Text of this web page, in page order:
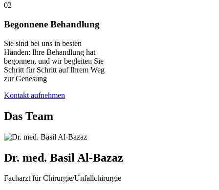
02
Begonnene Behandlung
Sie sind bei uns in besten
Händen: Ihre Behandlung hat
begonnen, und wir begleiten Sie
Schritt für Schritt auf Ihrem Weg
zur Genesung
Kontakt aufnehmen
Das Team
Dr. med. Basil Al-Bazaz
Facharzt für Chirurgie/Unfallchirurgie